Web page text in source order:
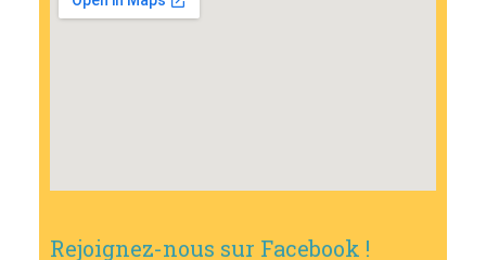
Rejoignez-nous sur Facebook !